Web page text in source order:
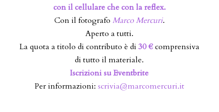
con il cellulare che con la reflex.
Con il fotografo Marco Mercuri.
Aperto a tutti.
La quota a titolo di contributo è di 30 €comprensiva
di tutto il materiale.
Iscrizioni su Eventbrite
Per informazioni: scrivia@marcomercuri.it